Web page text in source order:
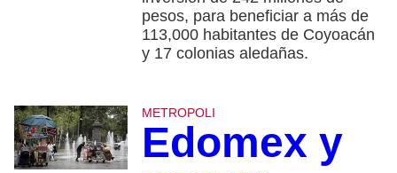
pesos, para beneficiar a más de
113,000 habitantes de Coyoacán
y 17 colonias aledañas.
METROPOLI
Edomex y